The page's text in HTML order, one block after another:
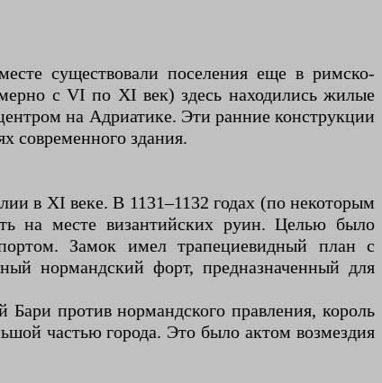
существовали поселения еще в римско-
с VI по XI век) здесь находились жилые
на Адриатике. Эти ранние конструкции
современного здания.
в XI веке. В 1131–1132 годах (по некоторым
на месте византийских руин. Целью было
Замок имел трапециевидный план с
нормандский форт, предназначенный для
Бари против нормандского правления, король
частью города. Это было актом возмездия